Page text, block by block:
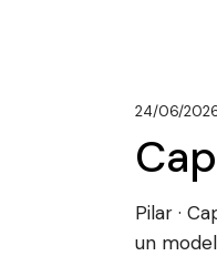
24/06/
Pilar ·
un